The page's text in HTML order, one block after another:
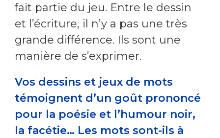
fait partie du jeu. Entre le dessin
et l’écriture, il n’y a pas une très
grande différence. Ils sont une
manière de s’exprimer.
Vos dessins et jeux de mots
témoignent d’un goût prononcé
pour la poésie et l’humour noir,
la facétie… Les mots sont-ils à